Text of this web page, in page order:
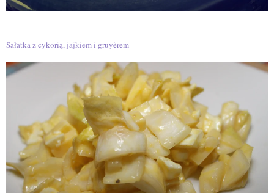
Sałatka z cykorią, jajkiem i gruyèrem